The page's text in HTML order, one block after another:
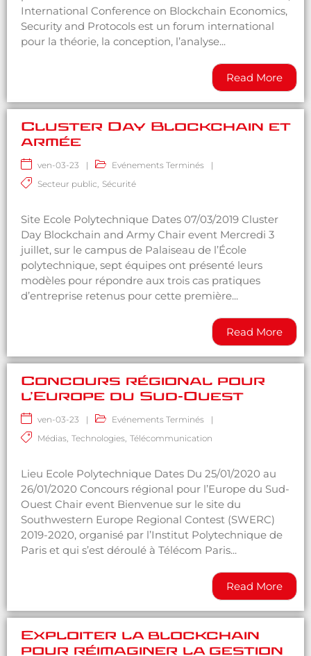
International Conference on Blockchain Economics,
Security and Protocols est un forum international
pour la théorie, la conception, l’analyse...
Read More
Cluster Day Blockchain et
armée
ven-03-23 | Evénements Terminés
|
Secteur public Sécurité
Site Ecole Polytechnique Dates 07/03/2019 Cluster
Day Blockchain and Army Chair event Mercredi 3
juillet, sur le campus de Palaiseau de l’École
polytechnique, sept équipes ont présenté leurs
modèles pour répondre aux trois cas pratiques
d’entreprise retenus pour cette première...
Read More
Concours régional pour
l’Europe du Sud-Ouest
ven-03-23 | Evénements Terminés
|
Médias Technologies Télécommunication
Lieu Ecole Polytechnique Dates Du 25/01/2020 au
26/01/2020 Concours régional pour l’Europe du Sud-
Ouest Chair event Bienvenue sur le site du
Southwestern Europe Regional Contest (SWERC)
2019-2020, organisé par l’Institut Polytechnique de
Paris et qui s’est déroulé à Télécom Paris...
Read More
Exploiter la blockchain
pour réimaginer la gestion